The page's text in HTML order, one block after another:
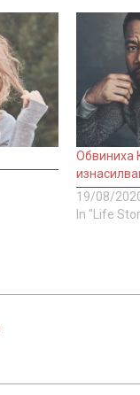
Обвиниха
19/08/
In "Life